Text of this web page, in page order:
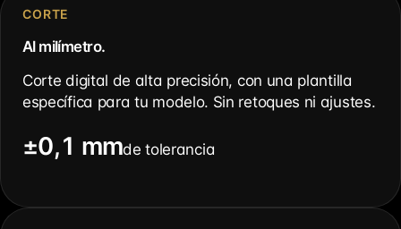
CORTE
Al milímetro.
Corte digital de alta precisión, con una plantilla
específica para tu modelo. Sin retoques ni ajustes.
±0,1 mmde tolerancia